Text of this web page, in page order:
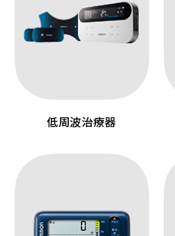
低周波治療器